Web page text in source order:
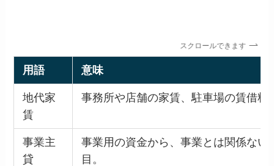
スクロールできます
用語 意味
地代家
賃
事務所や店舗の家賃、駐車場の賃借
事業主
貸
事業用の資金から、事業とは関係な
目。